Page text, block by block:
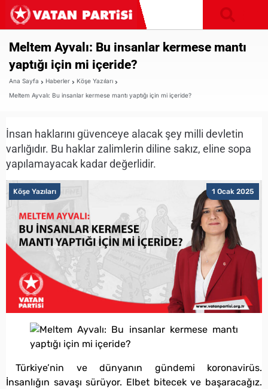
Meltem Ayvalı: Bu insanlar kermese mantı
yaptığı için mi içeride?
Ana Sayfa Haberler
Köşe Yazıları
Meltem Ayvalı: Bu insanlar kermese mantı yaptığı için mi içeride?
İnsan haklarını güvenceye alacak şey milli devletin
varlığıdır. Bu haklar zalimlerin diline sakız, eline sopa
yapılamayacak kadar değerlidir.
1 Ocak 2025
Köşe Yazıları
Türkiye’nin ve dünyanın gündemi koronavirüs.
İnsanlığın savaşı sürüyor. Elbet bitecek ve başaracağız.